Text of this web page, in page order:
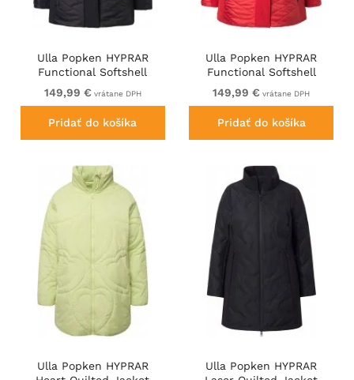
Ulla Popken HYPRAR
Functional Softshell
Jacket Black
149,99 € vrátane DPH
Pridať do košíka
Ulla Popken HYPRAR
Functional Softshell
Jacket Red
149,99 € vrátane DPH
Pridať do košíka
Ulla Popken HYPRAR
Ulla Popken HYPRAR